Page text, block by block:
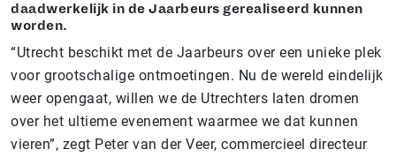
daadwerkelijk in de Jaarbeurs gerealiseerd kunnen
worden.
“Utrecht beschikt met de Jaarbeurs over een unieke plek
voor grootschalige ontmoetingen. Nu de wereld eindelijk
weer opengaat, willen we de Utrechters laten dromen
over het ultieme evenement waarmee we dat kunnen
vieren”, zegt Peter van der Veer, commercieel directeur